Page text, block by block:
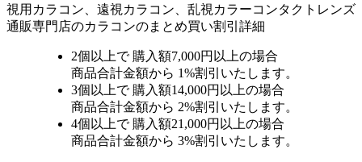
視用カラコン、遠視カラコン、乱視カラーコンタクトレンズ
通販専門店のカラコンのまとめ買い割引詳細
2個 以上で 購入額7,000円以上の場合
商品合計金額から 1%割引いたします。
3個 以上で 購入額14,000円以上の場合
商品合計金額から 2%割引いたします。
4個 以上で 購入額21,000円以上の場合
商品合計金額から 3%割引いたします。